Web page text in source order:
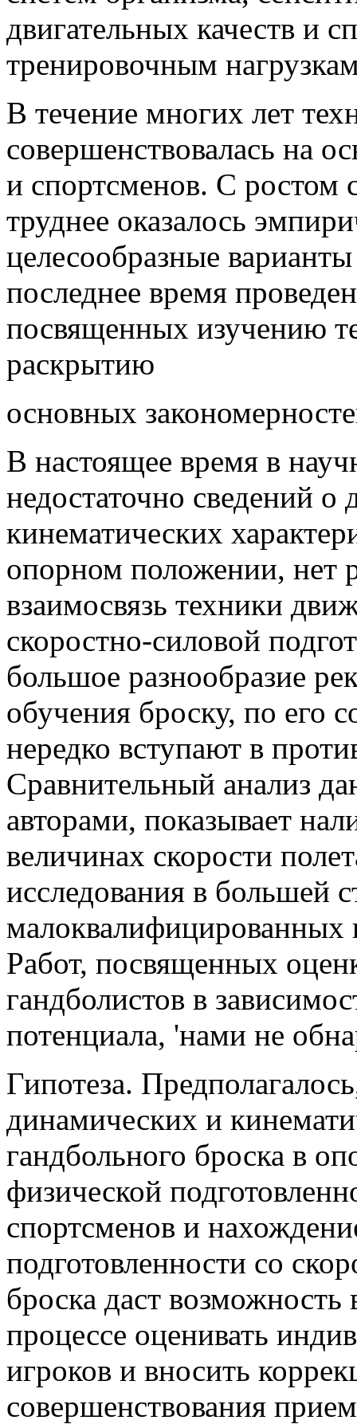
двигательных качеств и
тренировочным
В течение многих лет
совершенствовалась на
и спортсменов. С ростом
труднее оказалось
целесообразные
последнее время
посвященных изучению
раскрытию
основных
В настоящее время в
недостаточно сведений о
кинематических
опорном положении, нет
взаимосвязь техники
скоростно-силовой
большое разнообразие
обучения броску, по его
нередко вступают в
Сравнительный анализ
авторами, показывает
величинах скорости
исследования в большей
Работ, посвященных
гандболистов в
потенциала, 'нами не
Гипотеза.
динамических и
гандбольного броска в
физической
спортсменов и
подготовленности со
броска даст
процессе оценивать
игроков и вносить
совершенствования